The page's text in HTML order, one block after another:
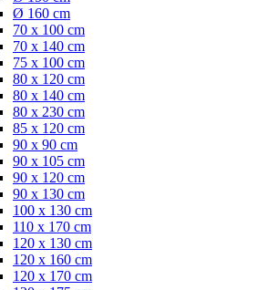
Ø 160 cm
70 x 100 cm
70 x 140 cm
75 x 100 cm
80 x 120 cm
80 x 140 cm
80 x 230 cm
85 x 120 cm
90 x 90 cm
90 x 105 cm
90 x 120 cm
90 x 130 cm
100 x 130 cm
110 x 170 cm
120 x 130 cm
120 x 160 cm
120 x 170 cm